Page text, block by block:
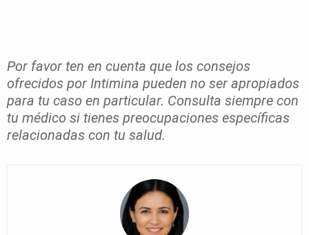
Por favor ten en cuenta que los consejos
ofrecidos por Intimina pueden no ser apropiados
para tu caso en particular. Consulta siempre con
tu médico si tienes preocupaciones específicas
relacionadas con tu salud.